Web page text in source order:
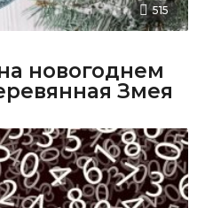
515
новогоднем
Змея